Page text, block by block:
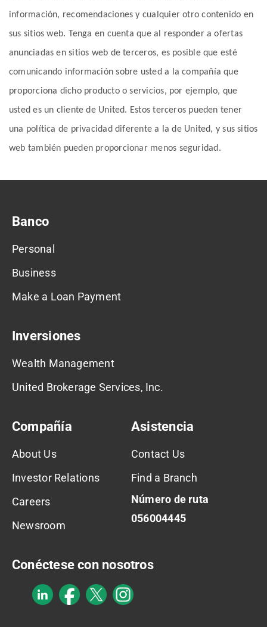
información, recomendaciones y cualquier otro contenido en
sus sitios web. Tenga en cuenta que al responder a ofertas
anunciadas en sitios web de terceros, es posible que esté
comunicando información sobre usted a la compañía que
proporciona dicho producto o servicios, por ejemplo, que
usted es un cliente de United. Estos terceros pueden tener
una política de privacidad diferente a la de United, y sus sitios
web también pueden proporcionar menos seguridad.
Banco
Personal
Business
Make a Loan Payment
Inversiones
Wealth Management
United Brokerage Services, Inc.
Compañía
About Us
Investor Relations
Careers
Newsroom
Asistencia
Contact Us
Find a Branch
Número de ruta
056004445
Conéctese con nosotros